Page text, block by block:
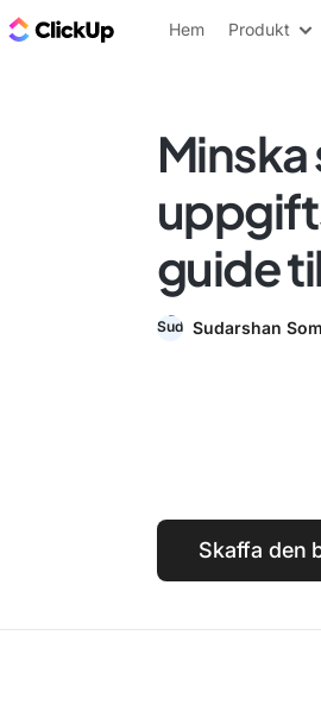
ClickUp-bloggen
Hem Produkt
guide
Sudarshan
Skaffa den